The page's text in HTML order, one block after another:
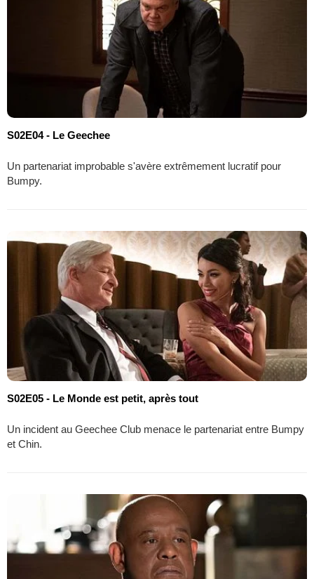
S02E04 - Le Geechee
Un partenariat improbable s'avère extrêmement lucratif pour
Bumpy.
S02E05 - Le Monde est petit, après tout
Un incident au Geechee Club menace le partenariat entre Bumpy
et Chin.